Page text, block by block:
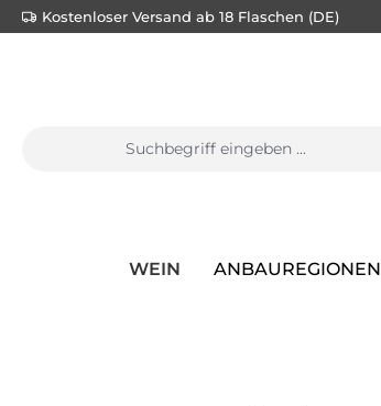
Zur Hauptnavigation springen
Kostenloser Versand ab 18 Flaschen (DE)
WEIN ANBAUREGIONEN